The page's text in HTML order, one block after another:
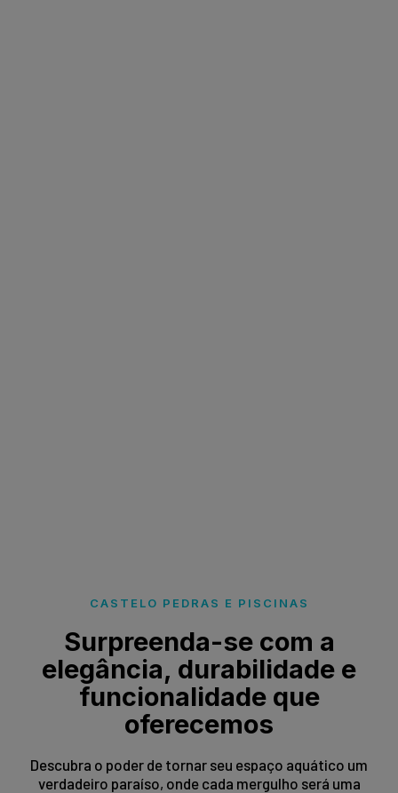
CASTELO PEDRAS E PISCINAS
Surpreenda-se com a
elegância, durabilidade e
funcionalidade que
oferecemos
Descubra o poder de tornar seu espaço aquático um
verdadeiro paraíso, onde cada mergulho será uma